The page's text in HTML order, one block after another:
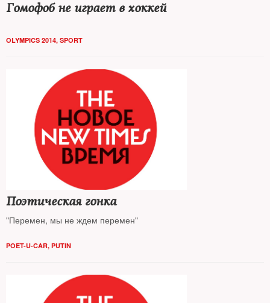
Гомофоб не играет в хоккей
OLYMPICS 2014, SPORT
Поэтическая гонка
"Перемен, мы не ждем перемен"
POET-U-CAR, PUTIN